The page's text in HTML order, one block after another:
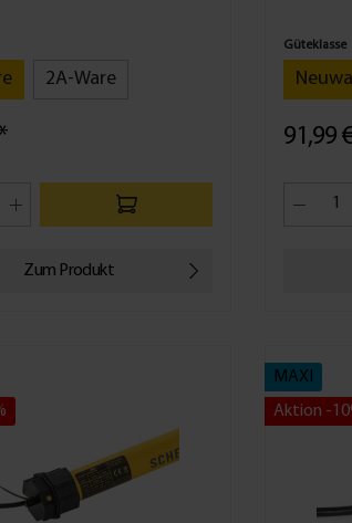
2A-Ware
Zum Produkt
Güteklasse
91,99
MAXI
Aktion -